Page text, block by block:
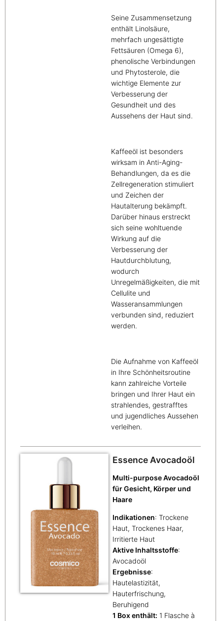
Seine Zusammensetzung
enthält Linolsäure,
mehrfach ungesättigte
Fettsäuren (Omega 6),
phenolische Verbindungen
und Phytosterole, die
wichtige Elemente zur
Verbesserung der
Gesundheit und des
Aussehens der Haut sind.
Kaffeeöl ist besonders
wirksam in Anti-Aging-
Behandlungen, da es die
Zellregeneration stimuliert
und Zeichen der
Hautalterung bekämpft.
Darüber hinaus erstreckt
sich seine wohltuende
Wirkung auf die
Verbesserung der
Hautdurchblutung,
wodurch
Unregelmäßigkeiten, die mit
Cellulite und
Wasseransammlungen
verbunden sind, reduziert
werden.
Die Aufnahme von Kaffeeöl
in Ihre Schönheitsroutine
kann zahlreiche Vorteile
bringen und Ihrer Haut ein
strahlendes, gestrafftes
und jugendliches Aussehen
verleihen.
Essence Avocadoöl
Multi-purpose Avocadoöl
für Gesicht, Körper und
Haare
Indikationen: Trockene
Haut, Trockenes Haar,
Irritierte Haut
Aktive Inhaltsstoffe:
Avocadoöl
Ergebnisse:
Hautelastizität,
Hauterfrischung,
Beruhigend
1 Box enthält: 1 Flasche à